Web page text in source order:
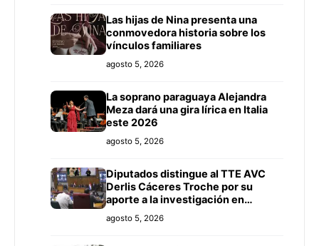
Las hijas de Nina presenta una
conmovedora historia sobre los
vínculos familiares
agosto 5, 2026
La soprano paraguaya Alejandra
Meza dará una gira lírica en Italia
este 2026
agosto 5, 2026
Diputados distingue al TTE AVC
Derlis Cáceres Troche por su
aporte a la investigación en
Inteligencia Artificial y Educación
agosto 5, 2026